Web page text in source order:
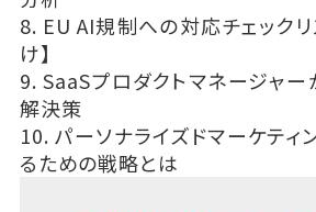
8. EU AI規制への対応チェックリ
け】
9. SaaSプロダクトマネージャ
解決策
10. パーソナライズドマーケティ
るための戦略とは